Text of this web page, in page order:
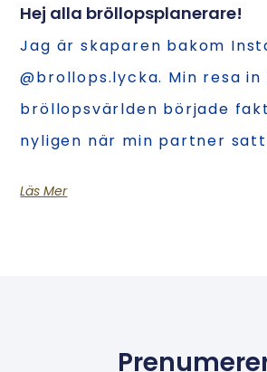
Hej alla bröllopsplanerare!
Jag är skaparen bakom
@brollops.lycka. Min resa in
bröllopsvärlden började
nyligen när min partner
Läs Mer